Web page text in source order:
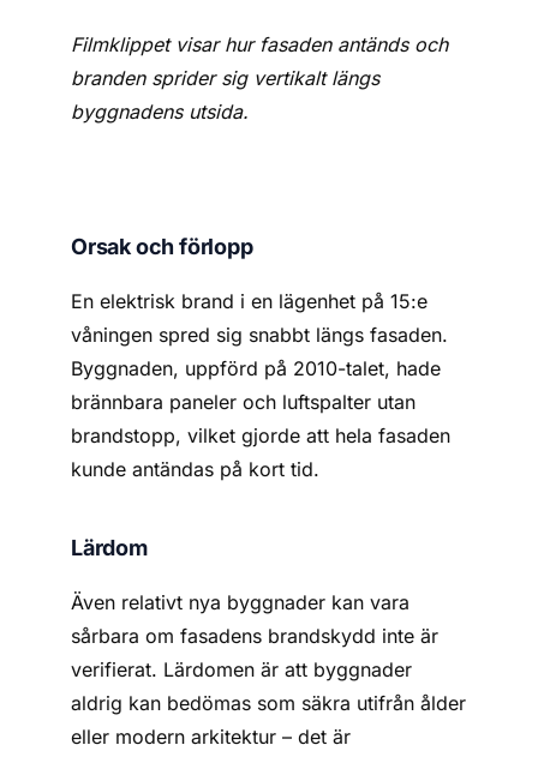
Filmklippet visar hur fasaden antänds och
branden sprider sig vertikalt längs
byggnadens utsida.
Orsak och förlopp
En elektrisk brand i en lägenhet på 15:e
våningen spred sig snabbt längs fasaden.
Byggnaden, uppförd på 2010-talet, hade
brännbara paneler och luftspalter utan
brandstopp, vilket gjorde att hela fasaden
kunde antändas på kort tid.
Lärdom
Även relativt nya byggnader kan vara
sårbara om fasadens brandskydd inte är
verifierat. Lärdomen är att byggnader
aldrig kan bedömas som säkra utifrån ålder
eller modern arkitektur – det är